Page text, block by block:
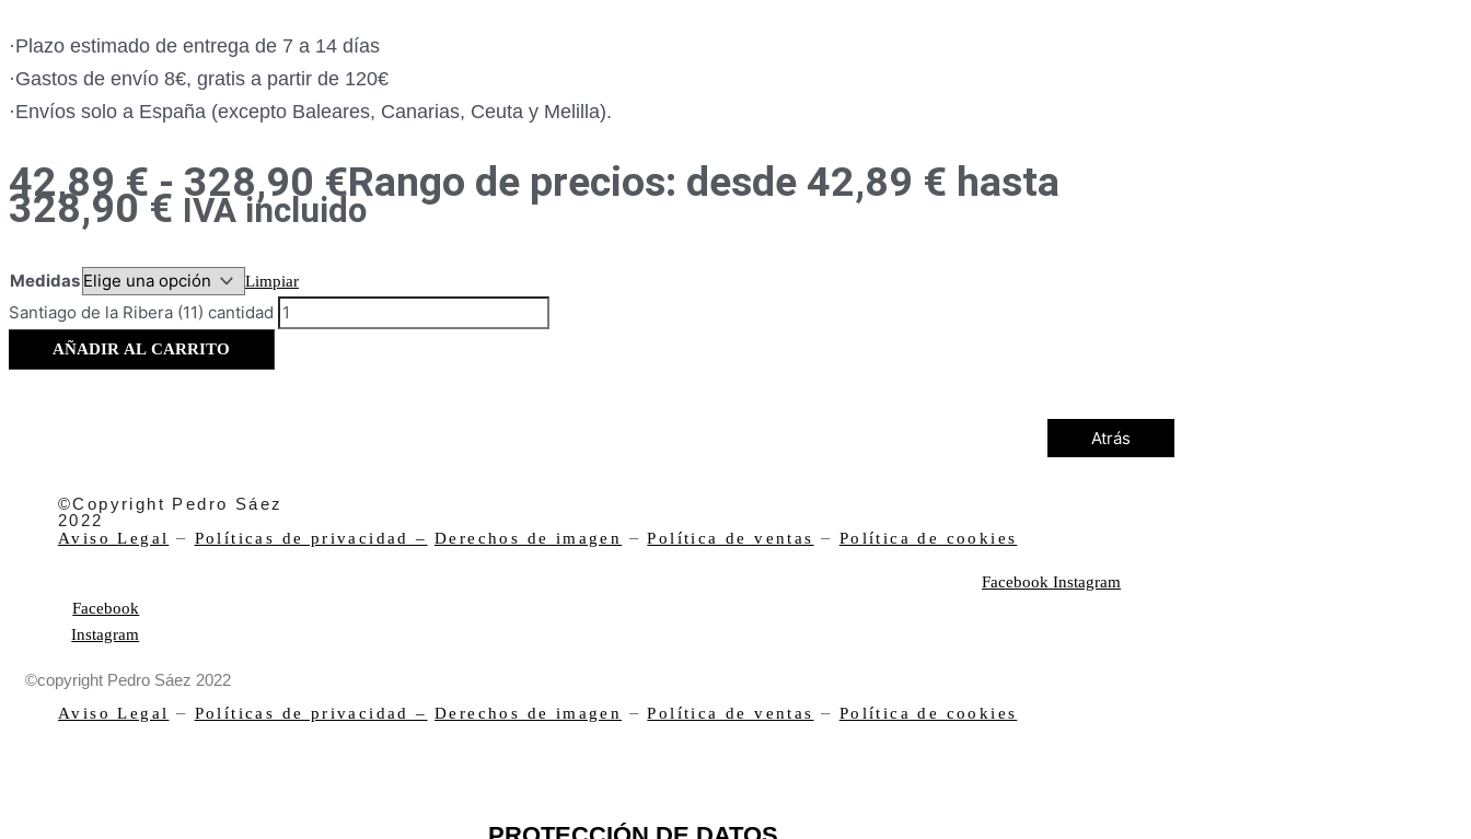
·Plazo estimado de entrega de 7 a 14 días
·Gastos de envío 8€, gratis a partir de 120€
·Envíos solo a España (excepto Baleares, Canarias, Ceuta y Melilla).
42,89€ - 328,90 €Rango de precios: desde 42,89 € hasta
328,90 € IVA incluido
Medidas Limpiar
Santiago de la Ribera (11) cantidad
AÑADIR AL CARRITO
Atrás
©Copyright Pedro Sáez
2022
Aviso Legal – Políticas de privacidad – Derechos de imagen –Política de ventas – Política de cookies
Facebook Instagram
Facebook
Instagram
©copyright Pedro Sáez 2022
Aviso Legal – Políticas de privacidad – Derechos de imagen –Política de ventas – Política de cookies